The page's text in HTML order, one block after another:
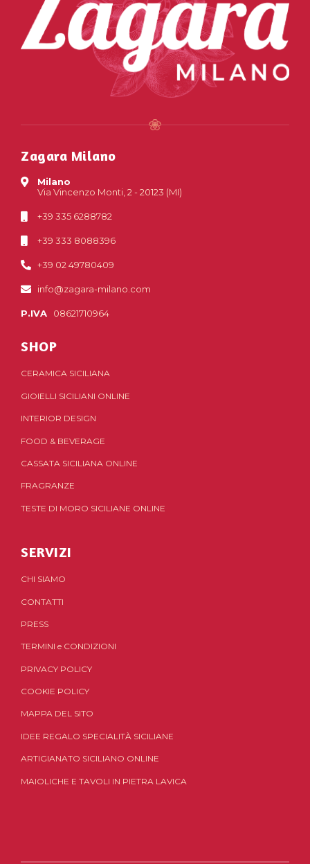
Zagara Milano
Milano
Via Vincenzo Monti, 2 - 20123 (MI)
+39 335 6288782
+39 333 8088396
+39 02 49780409
info@zagara-milano.com
P.IVA 08621710964
SHOP
CERAMICA SICILIANA
GIOIELLI SICILIANI ONLINE
INTERIOR DESIGN
FOOD & BEVERAGE
CASSATA SICILIANA ONLINE
FRAGRANZE
TESTE DI MORO SICILIANE ONLINE
SERVIZI
CHI SIAMO
CONTATTI
PRESS
TERMINI e CONDIZIONI
PRIVACY POLICY
COOKIE POLICY
MAPPA DEL SITO
IDEE REGALO SPECIALITÀ SICILIANE
ARTIGIANATO SICILIANO ONLINE
MAIOLICHE E TAVOLI IN PIETRA LAVICA